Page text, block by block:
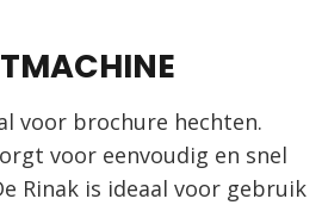
voor brochure hechten.
voor eenvoudig en snel
Rinak is ideaal voor gebruik